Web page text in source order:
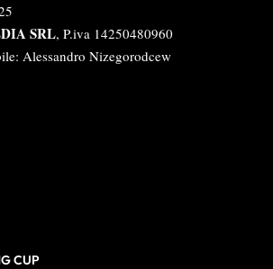
SRL, P.iva 14250480960
Alessandro Nizegorodcew
CUP